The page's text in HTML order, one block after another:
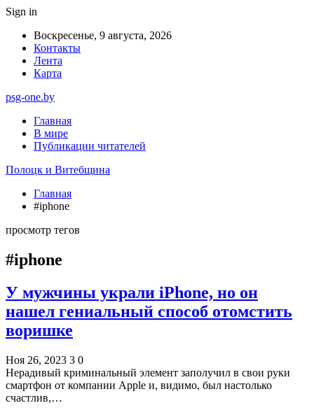
Sign in
Воскресенье, 9 августа, 2026
Контакты
Лента
Карта
psg-one.by
Главная
В мире
Публикации читателей
Полоцк и Витебщина
Главная
#iphone
просмотр тегов
#iphone
У мужчины украли iPhone, но он
нашел гениальный способ отомстить
воришке
Ноя 26, 2023 3 0
Нерадивый криминальный элемент заполучил в свои руки
смартфон от компании Apple и, видимо, был настолько
счастлив,…